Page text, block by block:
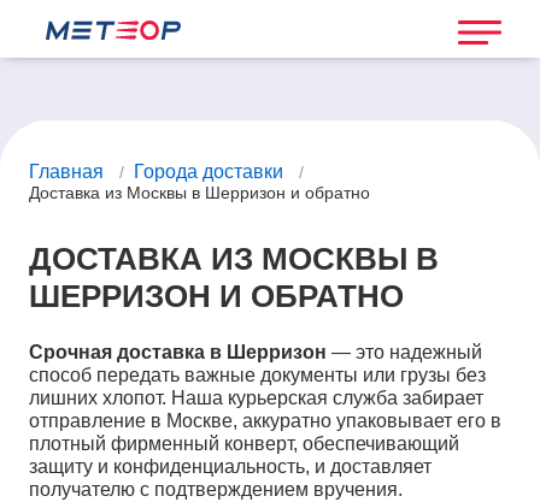
Главная / Города доставки
/
Доставка из Москвы в Шерризон и обратно
ДОСТАВКА ИЗ МОСКВЫ В
ШЕРРИЗОН И ОБРАТНО
Срочная доставка в Шерризон — это надежный
способ передать важные документы или грузы без
лишних хлопот. Наша курьерская служба забирает
отправление в Москве, аккуратно упаковывает его в
плотный фирменный конверт, обеспечивающий
защиту и конфиденциальность, и доставляет
получателю с подтверждением вручения.